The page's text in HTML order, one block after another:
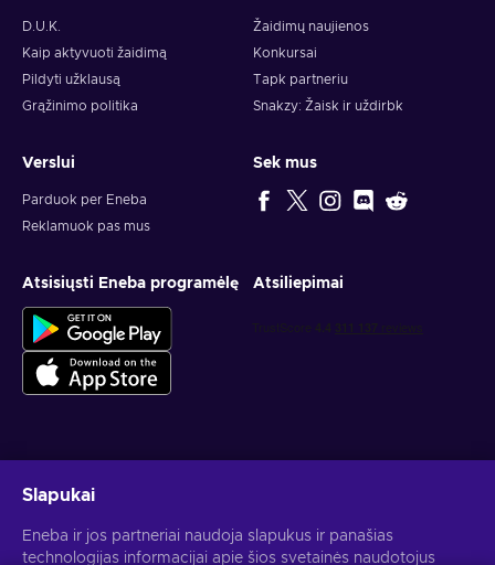
D.U.K.
Kaip aktyvuoti žaidimą
Pildyti užklausą
Grąžinimo politika
Žaidimų naujienos
Konkursai
Tapk partneriu
Snakzy: Žaisk ir uždirbk
Verslui
Parduok per Eneba
Reklamuok pas mus
Sek mus
Atsisiųsti Eneba programėlę Atsiliepimai
Atšaukti prenumeratą gali bet kada. Daugiau informacijos rasi
Slapukai
Eneba ir jos partneriai naudoja slapukus ir panašias
technologijas informacijai apie šios svetainės naudotojus